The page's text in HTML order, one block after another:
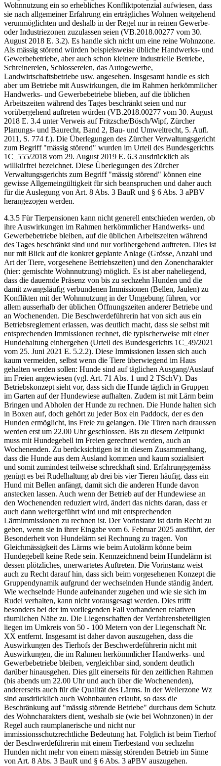
Wohnnutzung ein so erhebliches Konfliktpotenzial aufwiesen, dass
sie nach allgemeiner Erfahrung ein erträgliches Wohnen weitgehend
verunmöglichten und deshalb in der Regel nur in reinen Gewerbe-
oder Industriezonen zuzulassen seien (VB.2018.00277 vom 30.
August 2018 E. 3.2). Es handle sich nicht um eine reine Wohnzone.
Als mässig störend würden beispielsweise übliche Handwerks- und
Gewerbebetriebe, aber auch schon kleinere industrielle Betriebe,
Schreinereien, Schlossereien, das Autogewerbe,
Landwirtschaftsbetriebe usw. angesehen. Insgesamt handle es sich
aber um Betriebe mit Auswirkungen, die im Rahmen herkömmlicher
Handwerks- und Gewerbebetriebe blieben, auf die üblichen
Arbeitszeiten während des Tages beschränkt seien und nur
vorübergehend auftreten würden (VB.2018.00277 vom 30. August
2018 E. 3.4 unter Verweis auf Fritzsche/Bösch/Wipf, Zürcher
Planungs- und Baurecht, Band 2, Bau- und Umweltrecht, 5. Aufl.
2011, S. 774 f.). Die Überlegungen des Zürcher Verwaltungsgericht
zum Begriff "mässig störend" wurden im Urteil des Bundesgerichts
1C_555/2018 vom 29. August 2019 E. 6.3 ausdrücklich als
willkürfrei bezeichnet. Diese Überlegungen des Zürcher
Verwaltungsgerichts zum Begriff "mässig störend" können eine
gewisse Allgemeingültigkeit für sich beanspruchen und daher auch
für die Auslegung von Art. 8 Abs. 3 BauR und § 6 Abs. 3 aPBV
herangezogen werden.
4.3.5 Für Tierpensionen kann nicht generell entschieden werden, ob
ihre Auswirkungen im Rahmen herkömmlicher Handwerks- und
Gewerbebetriebe bleiben, auf die üblichen Arbeitszeiten während
des Tages beschränkt sind und nur vorübergehend auftreten. Dies ist
nur mit Blick auf die konkret geplante Anlage (Grösse, Anzahl und
Art der Tiere, vorgesehene Betriebszeiten) und den Zonencharakter
(hier: gemischte Wohnnutzung) möglich. Es ist aber naheliegend,
dass die dauernde Präsenz von bis zu sechzehn Hunden und die
damit zwangsläufig verbundenen Immissionen (Bellen, Jaulen) zu
Konflikten mit der Wohnnutzung in der Umgebung führen, vor
allem ausserhalb der üblichen Öffnungszeiten anderer Betriebe und
an Wochenenden. Die Beschwerdeführerin hat von sich aus ein
Betriebsreglement erlassen, was deutlich macht, dass sie selbst mit
entsprechenden Immissionen rechnet, die typischerweise mit einer
Hundehaltung einhergehen (Urteil des Bundesgerichts 1C_49/2021
vom 25. Juni 2021 E. 5.2.2). Diese Immissionen lassen sich auch
kaum vermeiden, selbst wenn die Tiere überwiegend im Haus
gehalten werden sollen: Hunde sind auf täglichen Ausgang/Auslauf
im Freien angewiesen (vgl. Art. 71 Abs. 1 und 2 TSchV). Das
Betriebskonzept sieht vor, dass sich die Hunde täglich in Gruppen
im Garten auf der Hundewiese aufhalten. Zudem ist mit Lärm beim
Bringen und Abholen der Hunde zu rechnen. Die Hunde halten sich
in Boxen auf, doch gehört zu jeder Box ein Paddock, der es den
Hunden ermöglicht, ins Freie zu gelangen. Die Türen nach draussen
werden erst um 22.00 Uhr geschlossen. Bis zu diesem Zeitpunkt
muss mit Hundegebell im Freien gerechnet werden, auch an
Wochenenden. Zu berücksichtigen ist in diesem Zusammenhang,
dass die Hunde aus dem Ausland kommen und kaum sozialisiert
und somit zumindest teilweise schreckhaft sind. Erfahrungsgemäss
genügt es bei Rudelhaltung ab drei bis vier Tieren häufig, dass ein
Hund mit Bellen anfängt, damit sich die anderen Hunde davon
anstecken lassen. Auch wenn der Betrieb auf der Hundewiese an
den Wochenenden reduziert wird, ändert das nichts daran, dass er
auch dann weitergeführt wird und mit entsprechenden
Lärmimmissionen zu rechnen ist. Der Vorinstanz ist darin Recht zu
geben, wenn sie in ihrer Eingabe vom 6. Februar 2025 ausführt, der
Besonderheit von Hundelärm sei Rechnung zu tragen. Von
Gleichmässigkeit des Lärms wie beim Autolärm könne beim
Hundegebell keine Rede sein. Kennzeichnend beim Hundelärm ist
dessen plötzliches, unerwartetes Auftreten. Die Vorinstanz weist
auch zu Recht darauf hin, dass sich beim vorgesehenen Konzept die
Gruppendynamik aufgrund der wechselnden Hunde ständig ändert.
Wie wechselnde Hunde aufeinander zugehen und wie sie sich im
Rudel verhalten, kann nicht vorausgesagt werden. Dies trifft
besonders bei der im vorliegenden Fall vorhandenen relativen
räumlichen Nähe zu. Die Liegenschaften der Verfahrensbeteiligten
liegen im Umkreis von 50 - 100 Metern von der Liegenschaft Nr.
XX entfernt. Insgesamt ist daher davon auszugehen, dass die
Auswirkungen des Tierhofs der Beschwerdeführerin nicht mit
Auswirkungen, die im Rahmen herkömmlicher Handwerks- und
Gewerbebetriebe bleiben, vergleichbar sind, sondern deutlich
darüber hinausgehen. Dies gilt einerseits für den zeitlichen Rahmen
(bis abends um 22.00 Uhr und auch über die Wochenenden),
andererseits auch für die Qualität des Lärms. In der Weilerzone Wz
sind ausdrücklich auch Wohnbauten erlaubt, so dass die
Beschränkung auf "mässig störende Betriebe" durchaus dem Schutz
des Wohncharakters dient, weshalb sie (wie bei Wohnzonen) in der
Regel auch raumplanerische und nicht nur
immissionsschutzrechtliche Bedeutung hat. Folglich ist beim Tierhof
der Beschwerdeführerin mit einem Tierbestand von sechzehn
Hunden nicht mehr von einem mässig störenden Betrieb im Sinne
von Art. 8 Abs. 3 BauR und § 6 Abs. 3 aPBV auszugehen.